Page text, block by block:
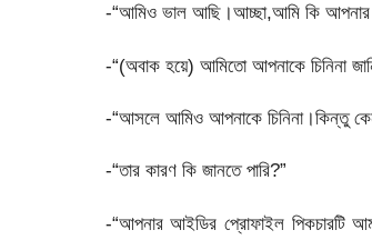
-“আমিও ভাল আছি।আচ্ছা,আমি কি আপনার
-“(অবাক হয়ে) আমিতো আপনাকে চিনিনা
-“আসলে আমিও আপনাকে চিনিনা।কিন্তু
-“তার কারণ কি জানতে পারি?”
-“আপনার আইডির প্রোফাইল পিকচারটি